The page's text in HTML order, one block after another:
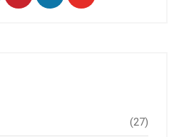
(27)